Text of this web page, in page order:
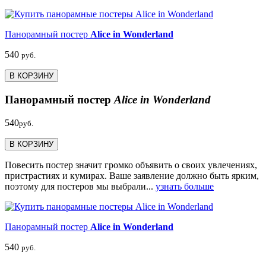
Панорамный постер Alice in Wonderland
540 руб.
В КОРЗИНУ
Панорамный постер Alice in Wonderland
540руб.
В КОРЗИНУ
Повесить постер значит громко объявить о своих увлечениях,
пристрастиях и кумирах. Ваше заявление должно быть ярким,
поэтому для постеров мы выбрали... узнать больше
Панорамный постер Alice in Wonderland
540 руб.